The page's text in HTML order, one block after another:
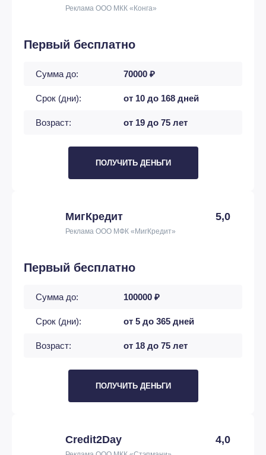
Реклама ООО МКК «Конга»
Первый бесплатно
Сумма до: 70000 ₽
Срок (дни): от 10 до 168 дней
Возраст: от 19 до 75 лет
ПОЛУЧИТЬ ДЕНЬГИ
МигКредит 5,0
Реклама ООО МФК «МигКредит»
Первый бесплатно
Сумма до: 100000 ₽
Срок (дни): от 5 до 365 дней
Возраст: от 18 до 75 лет
ПОЛУЧИТЬ ДЕНЬГИ
Credit2Day 4,0